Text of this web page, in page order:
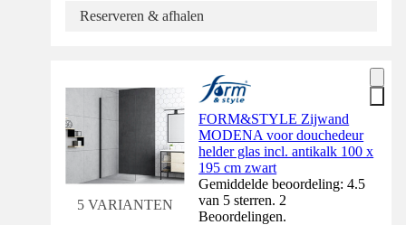
Reserveren & afhalen
5 VARIANTEN
FORM&STYLE Zijwand
MODENA voor douchedeur
helder glas incl. antikalk 100 x
195 cm zwart
Gemiddelde beoordeling: 4.5
van 5 sterren. 2
Beoordelingen.